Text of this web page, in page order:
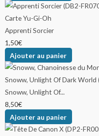
Apprenti Sorcier
1,50€
Ajouter au panier
Snoww, Unlight Of...
8,50€
Ajouter au panier